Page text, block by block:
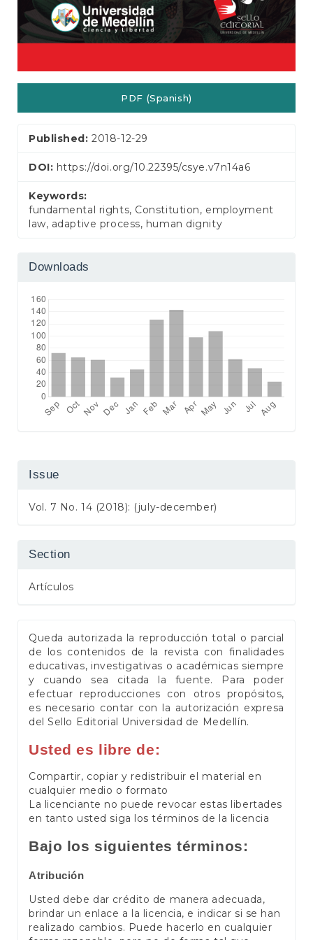
PDF (Spanish)
Published:2018-12-29
DOI: https://doi.org/10.22395/csye.v7n14a6
Keywords:
fundamental rights, Constitution, employment
law, adaptive process, human dignity
Downloads
Issue
Vol. 7 No. 14 (2018): (july-december)
Section
Artículos
Queda autorizada la reproducción total o parcial
de los contenidos de la revista con finalidades
educativas, investigativas o académicas siempre
y cuando sea citada la fuente. Para poder
efectuar reproducciones con otros propósitos,
es necesario contar con la autorización expresa
del Sello Editorial Universidad de Medellín.
Usted es libre de:
Compartir, copiar y redistribuir el material en
cualquier medio o formato
La licenciante no puede revocar estas libertades
en tanto usted siga los términos de la licencia
Bajo los siguientes términos:
Atribución
Usted debe dar crédito de manera adecuada,
brindar un enlace a la licencia, e indicar si se han
realizado cambios. Puede hacerlo en cualquier